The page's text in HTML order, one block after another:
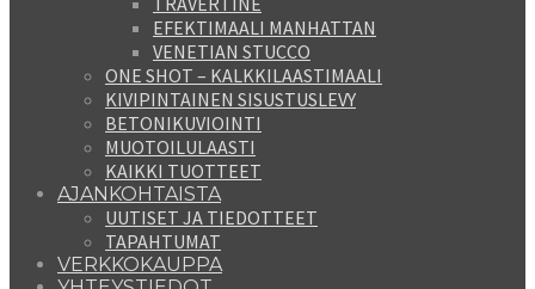
EFEKTIMAALI MANHATTAN
VENETIAN STUCCO
ONE SHOT – KALKKILAASTIMAALI
KIVIPINTAINEN SISUSTUSLEVY
BETONIKUVIOINTI
MUOTOILULAASTI
KAIKKI TUOTTEET
AJANKOHTAISTA
UUTISET JA TIEDOTTEET
TAPAHTUMAT
VERKKOKAUPPA